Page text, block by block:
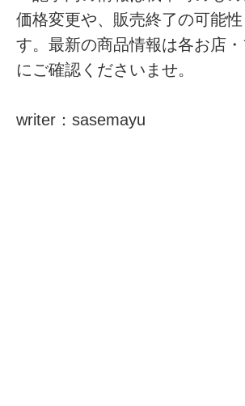
価格変更や、販売終了の可能性
す。最新の商品情報は各お店
にご確認くださいませ。
writer：sasemayu